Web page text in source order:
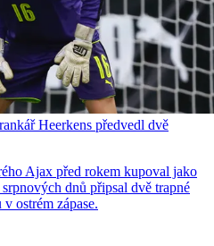
Heerkens předvedl dvě
Ajax před rokem kupoval jako
dnů připsal dvě trapné
ostrém zápase.